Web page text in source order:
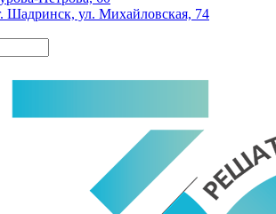
Шадринск, ул. Михайловская, 74